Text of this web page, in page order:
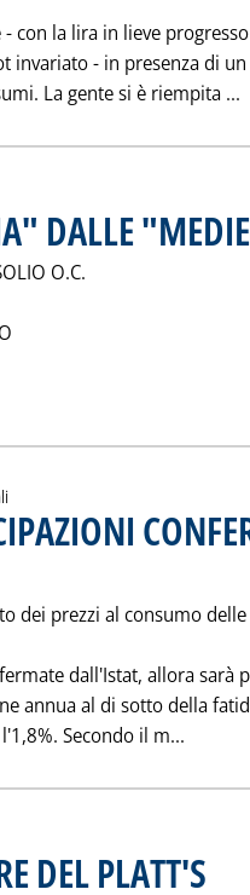
con la lira in lieve progresso
invariato - in presenza di un
La gente si è riempita ...
DALLE
O.C.
dei prezzi al consumo
dall'Istat, allora sarà
annua al di sotto della
Secondo il m... Leggi
DEL PLATT'S